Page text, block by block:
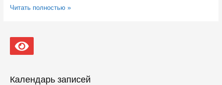
Гибкий
Медвежьегорской
центральной
районной
Читать полностью »
Календарь записей